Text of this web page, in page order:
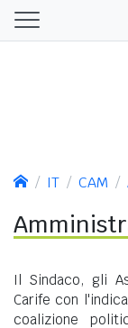
IT CAM
Il Sindaco, gli
Carife con
coalizione